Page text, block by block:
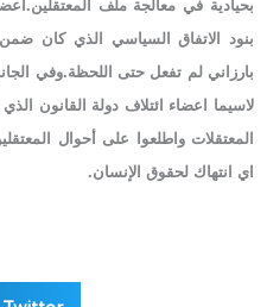
بحيادية في معالجة ملف
بنود الاتفاق السياسي الذي كان
بارزاني لم تفعل حتى اللحظة.وفي
لاسيما اعضاء ائتلاف دولة القانون
المعتقلات واطلعوا على أحوال
اي انتهاك لحقوق الإنسان.